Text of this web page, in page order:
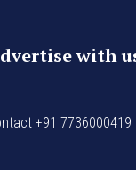
with
+91 7736000419